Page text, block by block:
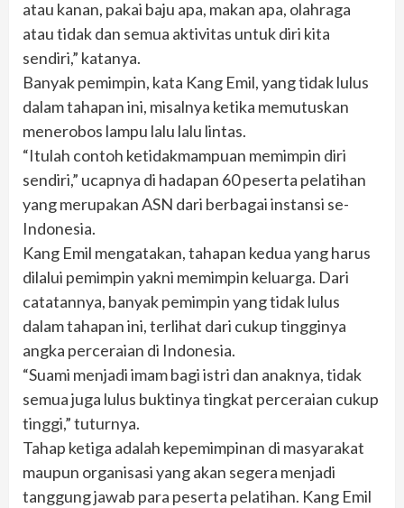
atau kanan, pakai baju apa, makan apa, olahraga
atau tidak dan semua aktivitas untuk diri kita
sendiri,” katanya.
Banyak pemimpin, kata Kang Emil, yang tidak lulus
dalam tahapan ini, misalnya ketika memutuskan
menerobos lampu lalu lalu lintas.
“Itulah contoh ketidakmampuan memimpin diri
sendiri,” ucapnya di hadapan 60 peserta pelatihan
yang merupakan ASN dari berbagai instansi se-
Indonesia.
Kang Emil mengatakan, tahapan kedua yang harus
dilalui pemimpin yakni memimpin keluarga. Dari
catatannya, banyak pemimpin yang tidak lulus
dalam tahapan ini, terlihat dari cukup tingginya
angka perceraian di Indonesia.
“Suami menjadi imam bagi istri dan anaknya, tidak
semua juga lulus buktinya tingkat perceraian cukup
tinggi,” tuturnya.
Tahap ketiga adalah kepemimpinan di masyarakat
maupun organisasi yang akan segera menjadi
tanggung jawab para peserta pelatihan. Kang Emil